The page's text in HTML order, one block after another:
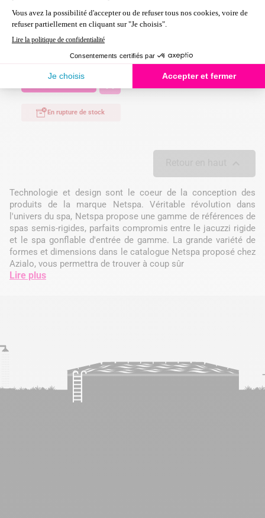
Spa gonflable Netspa
Caïman 4 places
539,00 €
En savoir plus
En rupture de stock
Technologie et design sont le coeur de la conception des
produits de la marque Netspa. Véritable révolution dans
l'univers du spa, Netspa propose une gamme de références de
spas semis-rigides, parfaits compromis entre le jacuzzi rigide
et le spa gonflable d'entrée de gamme. La grande variété de
formes et dimensions dans le catalogue Netspa proposé chez
Azialo, vous permettra de trouver à coup sûr
Lire plus